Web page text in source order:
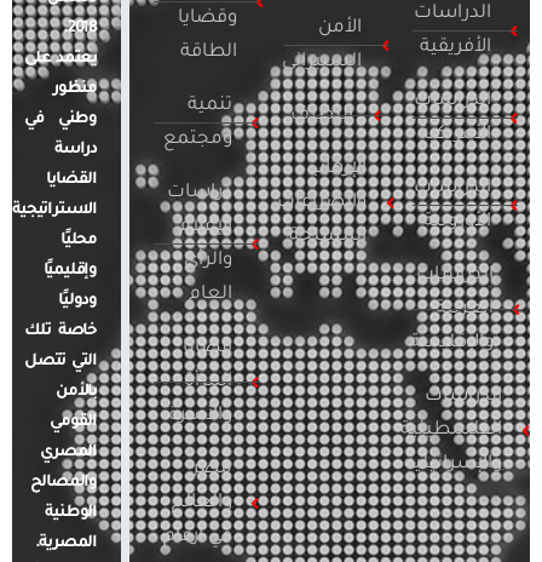
الدراسات
الأفريقية
الدراسات
الأمريكية
الدراسات
الأوروبية
الدراسات
العربية
والإقليمية
الدراسات
الفلسطينية
والإسرائيلية
الأمن
السيبراني
التطرف
الإرهاب
والصراعات
المسلحة
وقضايا
الطاقة
تنمية
ومجتمع
دراسات
الإعلام
والرأي
العام
قضايا
المرأة
والأسرة
مصر
والعالم
في أرقام
2018.
يعتمد على
منظور
وطني في
دراسة
القضايا
الاستراتيجية
محليًا
وإقليميًا
ودوليًا
خاصة تلك
التي تتصل
بالأمن
القومي
المصري
والمصالح
الوطنية
المصرية.